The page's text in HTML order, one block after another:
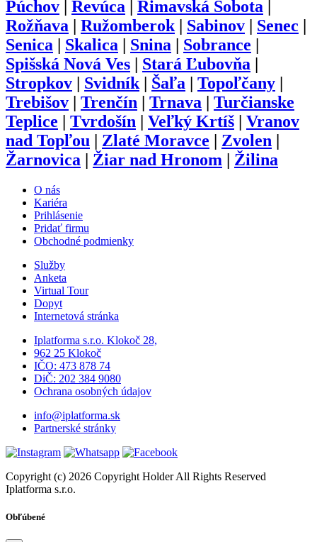
Púchov
Revúca Rimavská Sobota
Rožňava
Ružomberok| Sabinov Senec
Senica
Skalica Snina Sobrance
Spišská Nová Ves
Stará Ľubovňa
Stropkov
Svidník| Šaľa Topoľčany
Trebišov
Trenčín Trnava
Turčianske
Teplice
Tvrdošín Veľký Krtíš
Vranov
nad Topľou
Zlaté Moravce Zvolen
Žarnovica
Žiar nad Hronom Žilina
O nás
Kariéra
Prihlásenie
Pridať firmu
Obchodné podmienky
Služby
Anketa
Virtual Tour
Dopyt
Internetová stránka
Iplatforma s.r.o. Klokoč 28,
962 25 Klokoč
IČO: 473 878 74
DiČ: 202 384 9080
Ochrana osobných údajov
info@iplatforma.sk
Partnerské stránky
Copyright (c) 2026 Copyright Holder All Rights Reserved
Iplatforma s.r.o.
Obľúbené